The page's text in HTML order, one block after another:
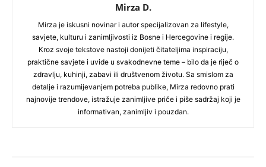
Mirza D.
Mirza je iskusni novinar i autor specijalizovan za lifestyle,
savjete, kulturu i zanimljivosti iz Bosne i Hercegovine i regije.
Kroz svoje tekstove nastoji donijeti čitateljima inspiraciju,
praktične savjete i uvide u svakodnevne teme – bilo da je riječ o
zdravlju, kuhinji, zabavi ili društvenom životu. Sa smislom za
detalje i razumijevanjem potreba publike, Mirza redovno prati
najnovije trendove, istražuje zanimljive priče i piše sadržaj koji je
informativan, zanimljiv i pouzdan.